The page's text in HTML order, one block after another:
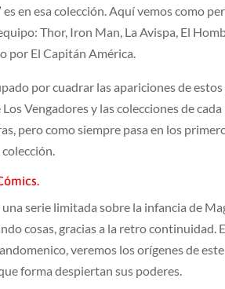
en esa colección. Aquí vemos como
Thor, Iron Man, La Avispa, El
por El Capitán América.
por cuadrar las apariciones de
Vengadores y las colecciones de
pero como siempre pasa en los
serie limitada sobre la infancia de
cosas, gracias a la retro continuidad.
veremos los orígenes de
forma despiertan sus poderes.